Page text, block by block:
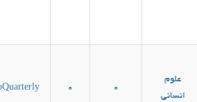
علوم
انساني
0
0